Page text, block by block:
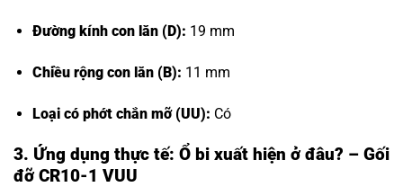
Đường kính con lăn (D): 19 mm
Chiều rộng con lăn (B): 11 mm
Loại có phớt chắn mỡ (UU): Có
3. Ứng dụng thực tế: Ổ bi xuất hiện ở đâu? – Gối
đỡ CR10-1 VUU